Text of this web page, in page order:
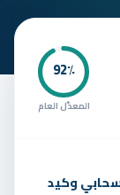
92٪
المعدّل العام
وكيد